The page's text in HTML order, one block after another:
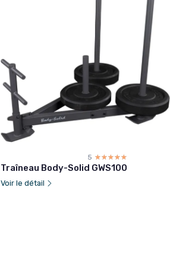
5 ☆☆☆☆☆
★★★★★
Traîneau Body-Solid GWS100
Voir le détail